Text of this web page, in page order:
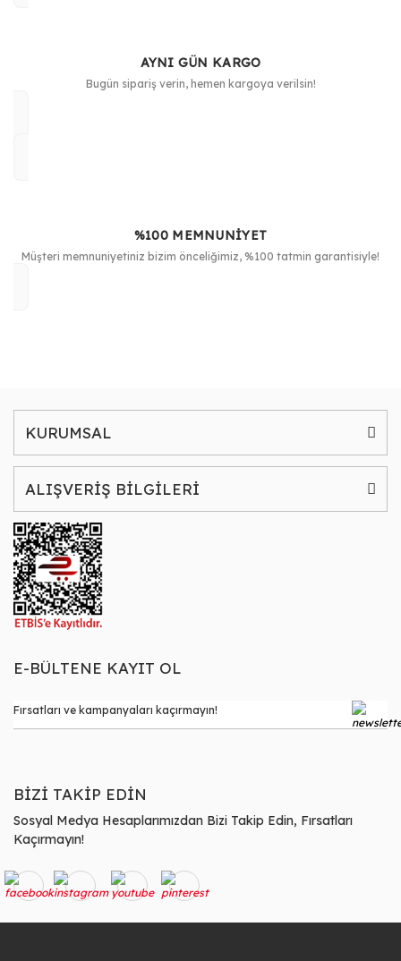
AYNI GÜN KARGO
Bugün sipariş verin, hemen kargoya verilsin!
%100 MEMNUNİYET
Müşteri memnuniyetiniz bizim önceliğimiz, %100 tatmin garantisiyle!
KURUMSAL
ALIŞVERİŞ BİLGİLERİ
E-BÜLTENE KAYIT OL
BİZİ TAKİP EDİN
Sosyal Medya Hesaplarımızdan Bizi Takip Edin, Fırsatları
Kaçırmayın!